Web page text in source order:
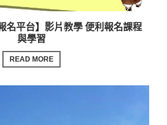
名平台】影片教學 便利報名課程
與學習
READ MORE